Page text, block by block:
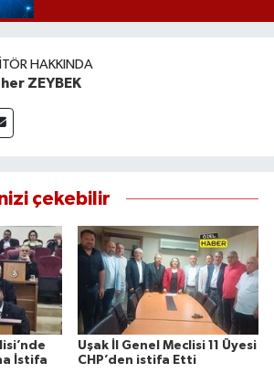
HAKKINDA
ZEYBEK
çekebilir
İstifa
Uşak İl Genel Meclisi 11 Üyesi
CHP’den istifa Etti